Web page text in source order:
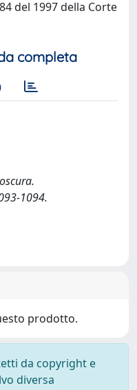
del 1997 della Corte
completa
1094.
prodotto.
da copyright e
diversa